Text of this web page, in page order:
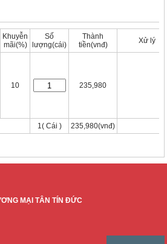
Khuyễn
mãi(%)
Số
lượng(cái)
Thành
tiền(vnđ)
Xử lý
10 235,980
1( Cái ) 235,980(vnđ)
MẠI TÂN TÍN ĐỨC